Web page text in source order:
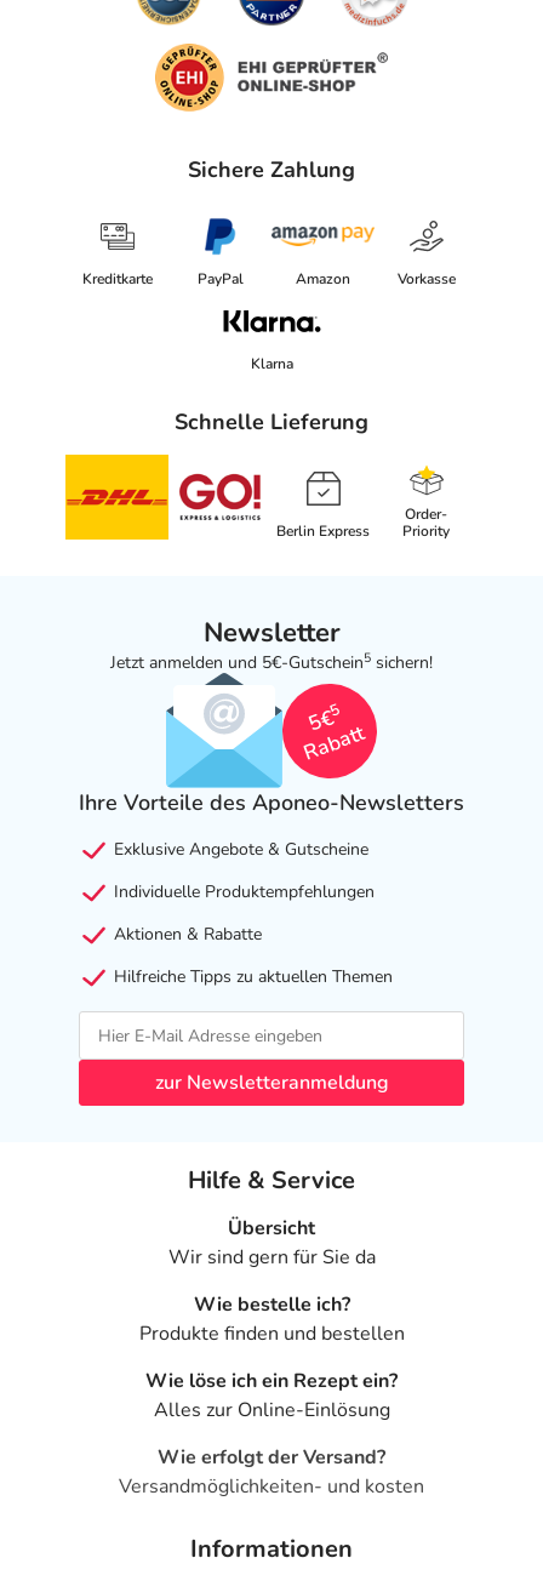
Sichere Zahlung
Kreditkarte PayPal Amazon Vorkasse
Klarna
Schnelle Lieferung
Berlin Express
Order-
Priority
Newsletter
Jetzt anmelden und 5€-Gutschein5 sichern!
5€
5
Rabatt
Ihre Vorteile des Aponeo-Newsletters
Exklusive Angebote & Gutscheine
Individuelle Produktempfehlungen
Aktionen & Rabatte
Hilfreiche Tipps zu aktuellen Themen
zur Newsletteranmeldung
Hilfe & Service
Übersicht
Wir sind gern für Sie da
Wie bestelle ich?
Produkte finden und bestellen
Wie löse ich ein Rezept ein?
Alles zur Online-Einlösung
Wie erfolgt der Versand?
Versandmöglichkeiten- und kosten
Informationen